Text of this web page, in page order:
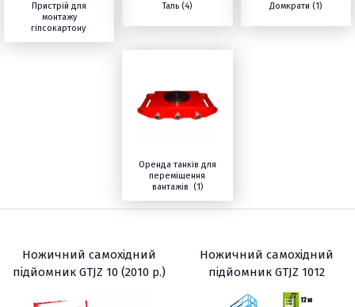
Пристрій для
монтажу
гіпсокартону
Таль (4) Домкрати (1)
Оренда танків для
переміщення
вантажів (1)
Ножичний самохідний
підйомник GTJZ 10 (2010 р.)
Ножичний самохідний
підйомник GTJZ 1012